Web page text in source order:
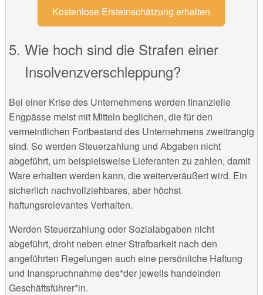
Kostenlose Ersteinschätzung erhalten
Wie hoch sind die Strafen einer
Insolvenzverschleppung?
Bei einer Krise des Unternehmens werden finanzielle
Engpässe meist mit Mitteln beglichen, die für den
vermeintlichen Fortbestand des Unternehmens zweitrangig
sind. So werden Steuerzahlung und Abgaben nicht
abgeführt, um beispielsweise Lieferanten zu zahlen, damit
Ware erhalten werden kann, die weiterveräußert wird. Ein
sicherlich nachvollziehbares, aber höchst
haftungsrelevantes Verhalten.
Werden Steuerzahlung oder Sozialabgaben nicht
abgeführt, droht neben einer Strafbarkeit nach den
angeführten Regelungen auch eine persönliche Haftung
und Inanspruchnahme des*der jeweils handelnden
Geschäftsführer*in.